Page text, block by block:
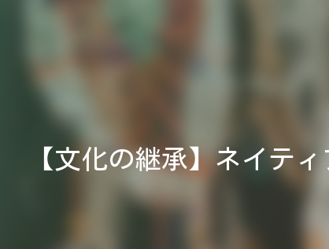
【文化の継承】ネイテ